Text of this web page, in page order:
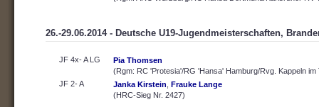
26.-29.06.2014 - Deutsche U19-Jugendmeisterschaften,
JF 4x- A LG
Pia Thomsen
(Rgm: RC 'Protesia'/RG 'Hansa' Hamburg/Rvg. Kappeln
JF 2- A
Janka Kirstein Frauke Lange
(HRC-Sieg Nr. 2427)